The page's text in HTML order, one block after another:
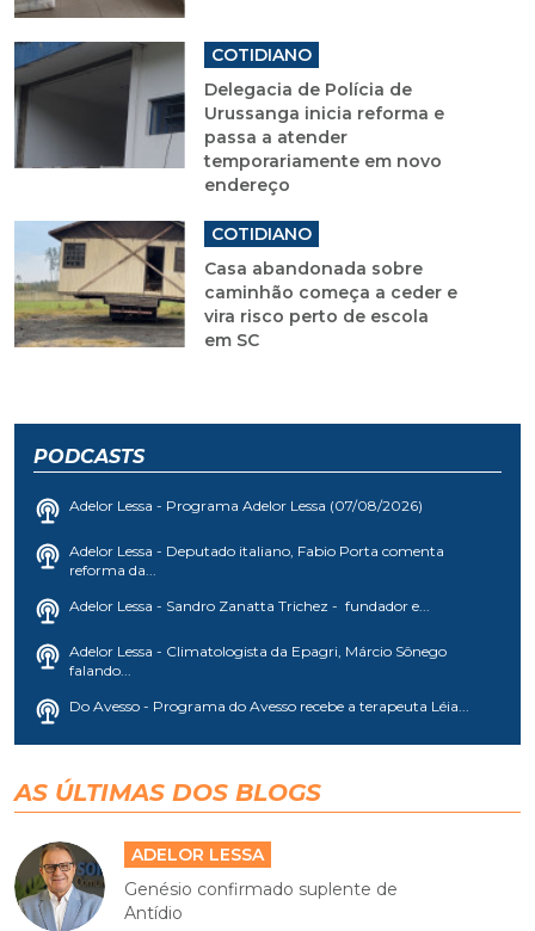
COTIDIANO
Delegacia de Polícia de
Urussanga inicia reforma e
passa a atender
temporariamente em novo
endereço
COTIDIANO
Casa abandonada sobre
caminhão começa a ceder e
vira risco perto de escola
em SC
PODCASTS
Adelor Lessa - Programa Adelor Lessa (07/08/2026)
Adelor Lessa - Deputado italiano, Fabio Porta comenta
reforma da...
Adelor Lessa - Sandro Zanatta Trichez - fundador e...
Adelor Lessa - Climatologista da Epagri, Márcio Sônego
falando...
Do Avesso - Programa do Avesso recebe a terapeuta Léia...
AS ÚLTIMAS DOS BLOGS
ADELOR LESSA
Genésio confirmado suplente de
Antídio